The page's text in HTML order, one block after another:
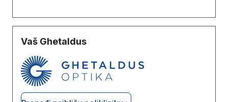
Vaš Ghetaldus